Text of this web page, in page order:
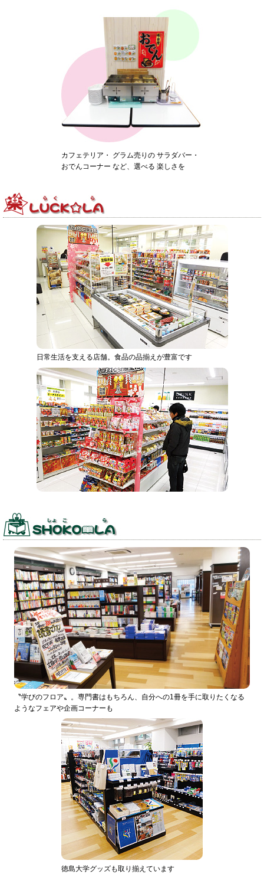
カフェテリア・ グラム売りの サラダバー・
おでんコーナー など、選べる 楽しさを
日常生活を支える店舗。食品の品揃えが豊富です
〝学びのフロア〟。専門書はもちろん、自分への1冊を手に取りたくなる
ようなフェアや企画コーナーも
徳島大学グッズも取り揃えています